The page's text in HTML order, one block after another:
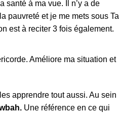
santé à ma vue. Il n’y a de
pauvreté et je me mets sous Ta
est à reciter 3 fois également.
Améliore ma situation et
apprendre tout aussi. Au sein
Une référence en ce qui